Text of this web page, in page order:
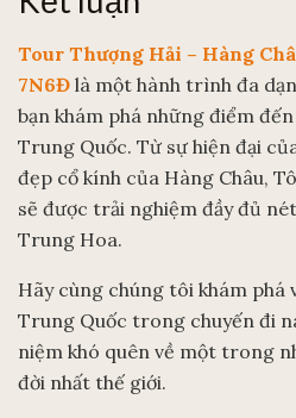
Tour Thượng Hải – Hàng
7N6Đ là một hành trình đa
bạn khám phá những điểm
Trung Quốc. Từ sự hiện đại
đẹp cổ kính của Hàng Châu,
sẽ được trải nghiệm đầy đủ
Trung Hoa.
Hãy cùng chúng tôi khám phá
Trung Quốc trong chuyến đi
niệm khó quên về một trong
đời nhất thế giới.